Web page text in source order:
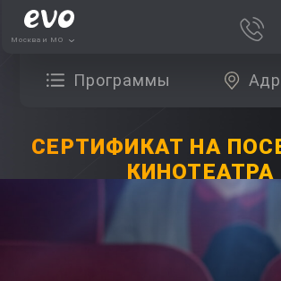
Москва и МО
Программы
СЕРТИФИКАТ НА
КИНОТЕАТРА